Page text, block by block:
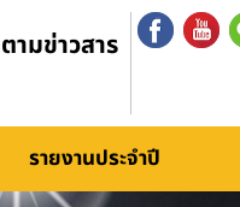
ามข่าวสาร
รายงานประจำปี